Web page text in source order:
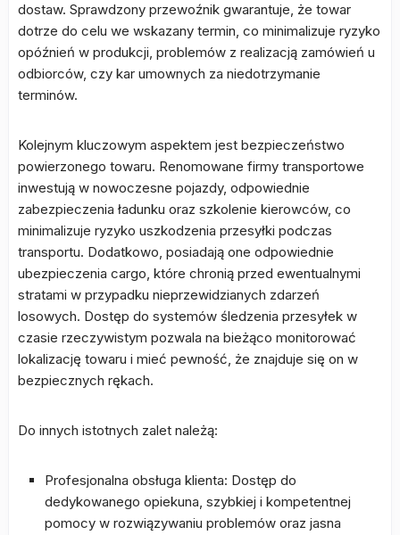
dostaw. Sprawdzony przewoźnik gwarantuje, że towar
dotrze do celu we wskazany termin, co minimalizuje ryzyko
opóźnień w produkcji, problemów z realizacją zamówień u
odbiorców, czy kar umownych za niedotrzymanie
terminów.
Kolejnym kluczowym aspektem jest bezpieczeństwo
powierzonego towaru. Renomowane firmy transportowe
inwestują w nowoczesne pojazdy, odpowiednie
zabezpieczenia ładunku oraz szkolenie kierowców, co
minimalizuje ryzyko uszkodzenia przesyłki podczas
transportu. Dodatkowo, posiadają one odpowiednie
ubezpieczenia cargo, które chronią przed ewentualnymi
stratami w przypadku nieprzewidzianych zdarzeń
losowych. Dostęp do systemów śledzenia przesyłek w
czasie rzeczywistym pozwala na bieżąco monitorować
lokalizację towaru i mieć pewność, że znajduje się on w
bezpiecznych rękach.
Do innych istotnych zalet należą:
Profesjonalna obsługa klienta: Dostęp do
dedykowanego opiekuna, szybkiej i kompetentnej
pomocy w rozwiązywaniu problemów oraz jasna